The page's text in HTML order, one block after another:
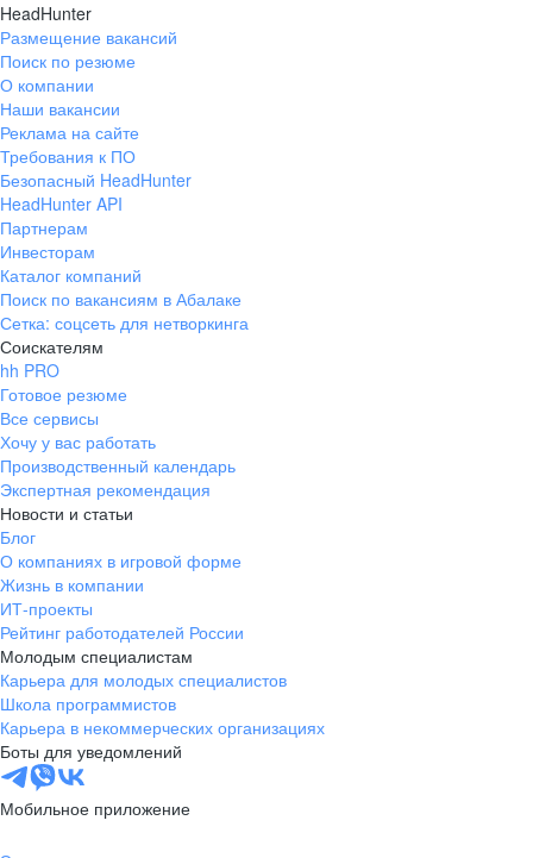
HeadHunter
Размещение вакансий
Поиск по резюме
О компании
Наши вакансии
Реклама на сайте
Требования к ПО
Безопасный HeadHunter
HeadHunter API
Партнерам
Инвесторам
Каталог компаний
Поиск по вакансиям в Абалаке
Сетка: соцсеть для нетворкинга
Соискателям
hh PRO
Готовое резюме
Все сервисы
Хочу у вас работать
Производственный календарь
Экспертная рекомендация
Новости и статьи
Блог
О компаниях в игровой форме
Жизнь в компании
ИТ-проекты
Рейтинг работодателей России
Молодым специалистам
Карьера для молодых специалистов
Школа программистов
Карьера в некоммерческих организациях
Боты для уведомлений
Мобильное приложение